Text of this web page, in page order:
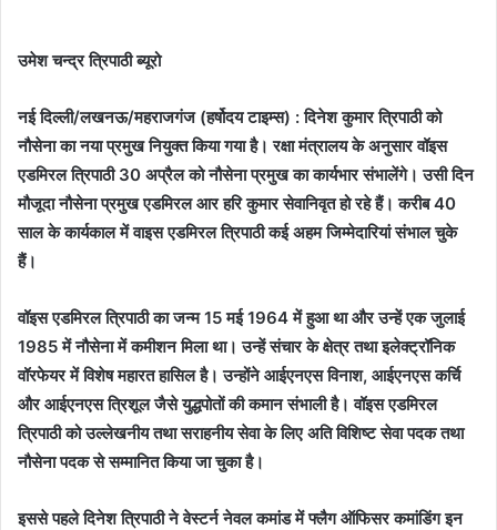
उमेश चन्द्र त्रिपाठी ब्यूरो
नई दिल्ली/लखनऊ/महराजगंज (हर्षोदय टाइम्स) : दिनेश कुमार त्रिपाठी को
नौसेना का नया प्रमुख नियुक्त किया गया है। रक्षा मंत्रालय के अनुसार वॉइस
एडमिरल त्रिपाठी 30 अप्रैल को नौसेना प्रमुख का कार्यभार संभालेंगे। उसी दिन
मौजूदा नौसेना प्रमुख एडमिरल आर हरि कुमार सेवानिवृत हो रहे हैं। करीब 40
साल के कार्यकाल में वाइस एडमिरल त्रिपाठी कई अहम जिम्मेदारियां संभाल चुके
हैं।
वॉइस एडमिरल त्रिपाठी का जन्म 15 मई 1964 में हुआ था और उन्हें एक जुलाई
1985 में नौसेना में कमीशन मिला था। उन्हें संचार के क्षेत्र तथा इलेक्ट्रॉनिक
वॉरफेयर में विशेष महारत हासिल है। उन्होंने आईएनएस विनाश, आईएनएस कर्चि
और आईएनएस त्रिशूल जैसे युद्धपोतों की कमान संभाली है। वॉइस एडमिरल
त्रिपाठी को उल्लेखनीय तथा सराहनीय सेवा के लिए अति विशिष्ट सेवा पदक तथा
नौसेना पदक से सम्मानित किया जा चुका है।
इससे पहले दिनेश त्रिपाठी ने वेस्टर्न नेवल कमांड में फ्लैग ऑफिसर कमांडिंग इन